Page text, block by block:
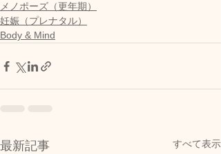
メノポーズ（更年期）
妊娠（プレナタル）
Body & Mind
最新記事 すべて表示